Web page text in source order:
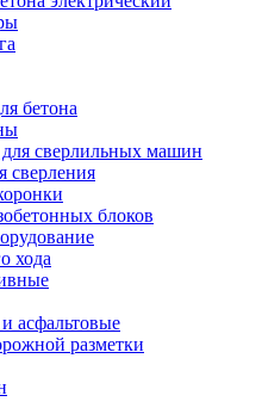
бетона
сверлильных машин
сверления
блоков
хода
асфальтовые
разметки